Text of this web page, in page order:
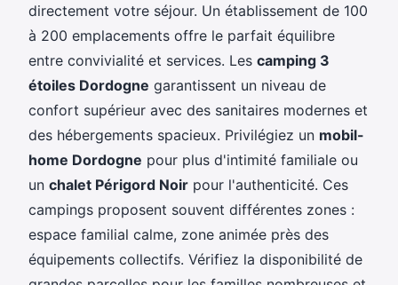
directement votre séjour. Un établissement de 100
à 200 emplacements offre le parfait équilibre
entre convivialité et services. Les camping 3
étoiles Dordogne garantissent un niveau de
confort supérieur avec des sanitaires modernes et
des hébergements spacieux. Privilégiez un mobil-
home Dordogne pour plus d'intimité familiale ou
un chalet Périgord Noir pour l'authenticité. Ces
campings proposent souvent différentes zones :
espace familial calme, zone animée près des
équipements collectifs. Vérifiez la disponibilité de